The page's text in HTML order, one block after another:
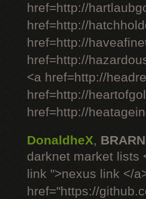
href=http://
href=http://
href=http://
href=http://
<a href=http://
href=http://
href=http://
DonaldheX,
darknet market lists
link ">nexus link </
href="https://